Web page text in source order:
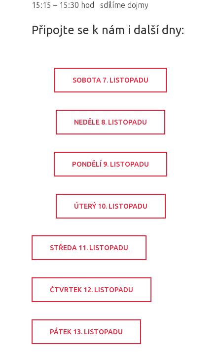
15:15 – 15:30 hod sdílíme dojmy
Připojte se k nám i další dny:
SOBOTA 7. LISTOPADU
NEDĚLE 8. LISTOPADU
PONDĚLÍ 9. LISTOPADU
ÚTERÝ 10. LISTOPADU
STŘEDA 11. LISTOPADU
ČTVRTEK 12. LISTOPADU
PÁTEK 13. LISTOPADU